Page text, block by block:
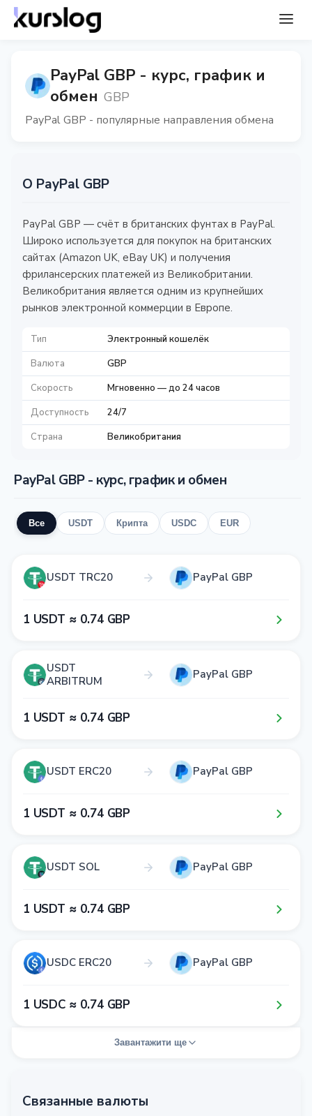
PayPal GBP - курс, график и
обмен GBP
PayPal GBP - популярные направления обмена
О PayPal GBP
PayPal GBP — счёт в британских фунтах в PayPal.
Широко используется для покупок на британских
сайтах (Amazon UK, eBay UK) и получения
фрилансерских платежей из Великобритании.
Великобритания является одним из крупнейших
рынков электронной коммерции в Европе.
Тип
Электронный кошелёк
Валюта
GBP
Скорость
Мгновенно — до 24 часов
Доступность
24/7
Страна
Великобритания
PayPal GBP - курс, график и обмен
Все USDT Крипта USDC EUR
USDT TRC20 PayPal GBP
1​ USDT ≈ 0​.7​4​ GBP
USDT
ARBITRUM
PayPal GBP
1​ USDT ≈ 0​.7​4​ GBP
USDT ERC20 PayPal GBP
1​ USDT ≈ 0​.7​4​ GBP
USDT SOL PayPal GBP
1​ USDT ≈ 0​.7​4​ GBP
USDC ERC20 PayPal GBP
1​ USDC ≈ 0​.7​4​ GBP
Завантажити ще
Связанные валюты